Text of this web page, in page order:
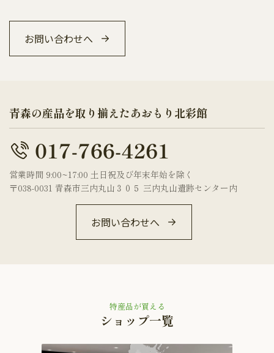
お問い合わせへ
青森の産品を取り揃えたあおもり北彩館
営業時間 9:00~17:00 土日祝及び年末年始を除く
〒038-0031 青森市三内丸山３０５ 三内丸山遺跡センター内
お問い合わせへ
特産品が買える
ショップ一覧